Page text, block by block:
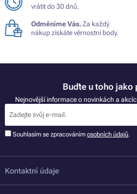
vrátit do 30 dnů.
Odměníme Vás.Za každý
nákup získáte věrnostní body.
Buďte u toho jako
Nejnovější informace o novinkách a
Souhlasím se zpracováním osobních údajů.
Kontaktní údaje